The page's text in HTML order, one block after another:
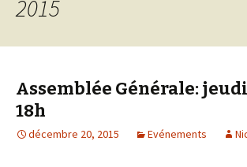
2015
Assemblée Générale:
18h
décembre 20, 2015 Evénements